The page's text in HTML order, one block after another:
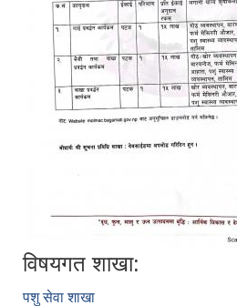
विषयगत शाखा:
पशु सेवा शाखा